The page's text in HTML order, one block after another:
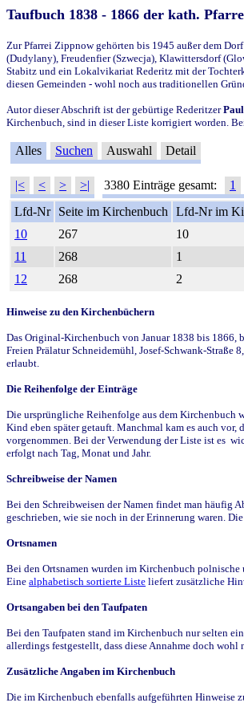
Taufbuch 1838 - 1866 der kath.
Zur Pfarrei Zippnow gehörten bis 1945 außer dem
(Dudylany), Freudenfier (Szwecja), Klawittersdorf
Stabitz und ein Lokalvikariat Rederitz mit der
diesen Gemeinden - wohl noch aus traditionellen
Autor dieser Abschrift ist der gebürtige Rederitzer
Kirchenbuch, sind in dieser Liste korrigiert worden.
Alles Suchen Auswahl Detail
|< < > >| 3380 Einträge gesamt: 1
Lfd-Nr
Seite im Kirchenbuch Lfd-Nr im
10
267 10
11
268 1
12
268 2
Hinweise zu den Kirchenbüchern
Das Original-Kirchenbuch von Januar 1838 bis
Freien Prälatur Schneidemühl, Josef-Schwank-Straße
erlaubt.
Die Reihenfolge der Einträge
Die ursprüngliche Reihenfolge aus dem Kirchenbuch
Kind eben später getauft. Manchmal kam es auch
vorgenommen. Bei der Verwendung der Liste ist es
erfolgt nach Tag, Monat und Jahr.
Schreibweise der Namen
Bei den Schreibweisen der Namen findet man häufig
geschrieben, wie sie noch in der Erinnerung waren.
Ortsnamen
Bei den Ortsnamen wurden im Kirchenbuch polnische
Eine alphabetisch sortierte Liste liefert zusätzliche
Ortsangaben bei den Taufpaten
Bei den Taufpaten stand im Kirchenbuch nur selten
allerdings festgestellt, dass diese Annahme doch
Zusätzliche Angaben im Kirchenbuch
Die im Kirchenbuch ebenfalls aufgeführten Hinweise